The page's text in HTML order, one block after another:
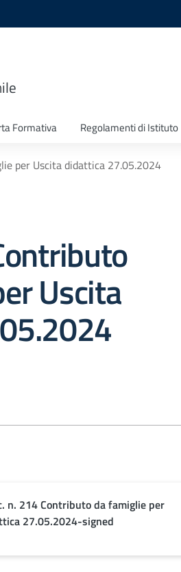
Formativa Regolamenti di Istituto
per Uscita didattica 27.05.2024
Uscita
n. 214 Contributo da famiglie per
27.05.2024-signed